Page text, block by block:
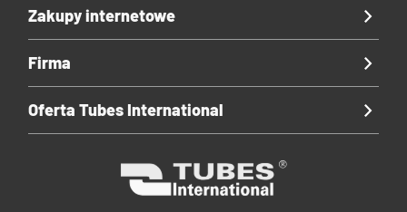
Zakupy internetowe
Firma
Oferta Tubes International